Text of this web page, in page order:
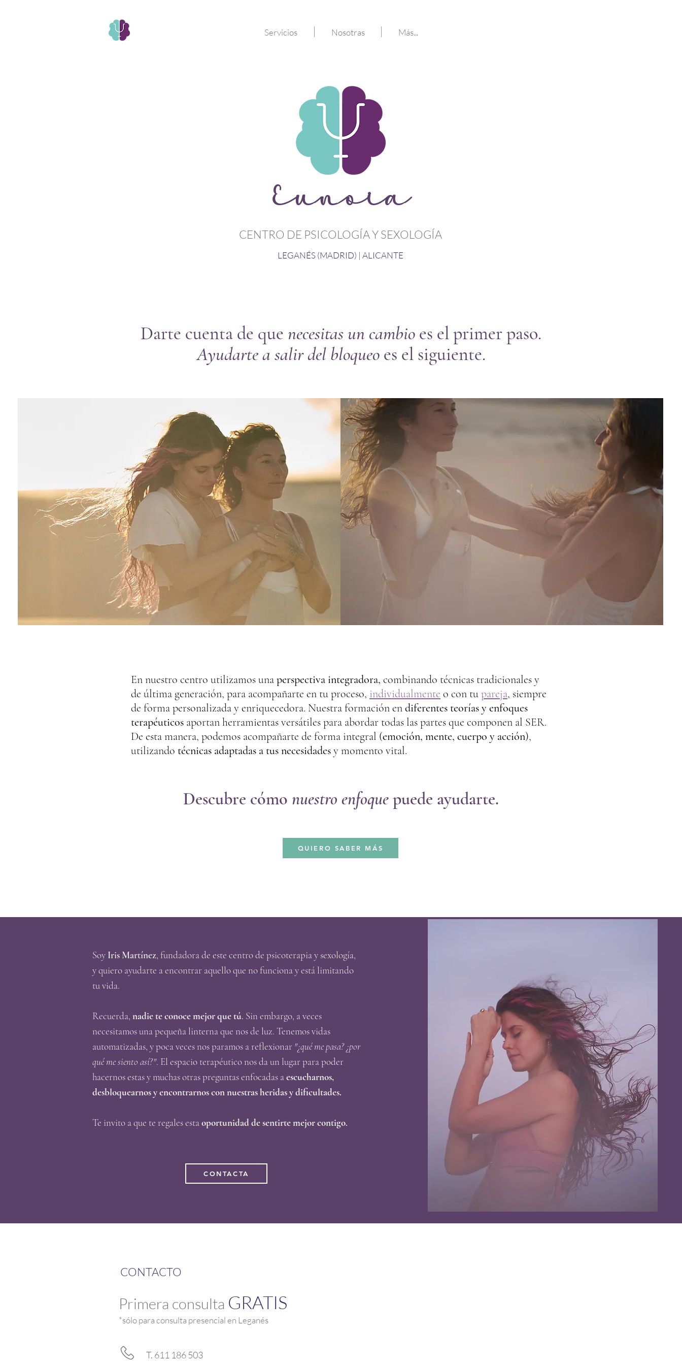
Servicios Nosotras Más...
Eunoia
CENTRO DE PSICOLOGÍA Y SEXOLOGÍA
LEGANÉS (MADRID) | ALICANTE
Darte cuenta de que necesitas un cambio es el primer paso.
Ayudarte a salir del bloqueoes el siguiente.
En nuestro centro utilizamos unaperspectiva integradora, combinando técnicas tradicionales y
de última generación, para acompañarte en tu proceso, individualmente o con tupareja, siempre
de forma personalizada y enriquecedora. Nuestra formación endiferentes teorías y enfoques
terapéuticos aportan herramientas versátiles para abordar todas las partes que componen al SER.
De esta manera, podemos acompañarte de forma integral (emoción, mente, cuerpo y acción),
utilizando técnicas adaptadas a tus necesidadesy momento vital.
Descubre cómo nuestro enfoquepuede ayudarte.
QUIERO SABER MÁS
Soy Iris Martínez, fundadora de este centro de psicoterapia y sexología,
y quiero ayudarte a encontrar aquello que no funciona y está limitando
tu vida.
Recuerda, nadie te conoce mejor que tú. Sin embargo, a veces
necesitamos una pequeña linterna que nos de luz. Tenemos vidas
automatizadas, y poca veces nos paramos a reflexionar "¿qué me pasa? ¿por
qué me siento así?". El espacio terapéutico nos da un lugar para poder
hacernos estas y muchas otras preguntas enfocadas aescucharnos,
desbloquearnos y encontrarnos con nuestras heridas y dificultades.
Te invito a que te regales estaoportunidad de sentirte mejor contigo.
CONTACTA
CONTACTO
Primera consulta GRATIS
*sólo para consulta presencial en Leganés
T. 611 186 503